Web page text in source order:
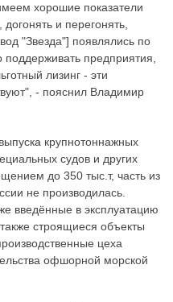
хорошие показатели
и перегонять,
"Звезда"] появлялись по
поддерживать предприятия,
лизинг - эти
- пояснил Владимир
крупнотоннажных
судов и других
до 350 тыс.т, часть из
не производилась.
введённые в эксплуатацию
строящиеся объекты
цеха
офшорной морской